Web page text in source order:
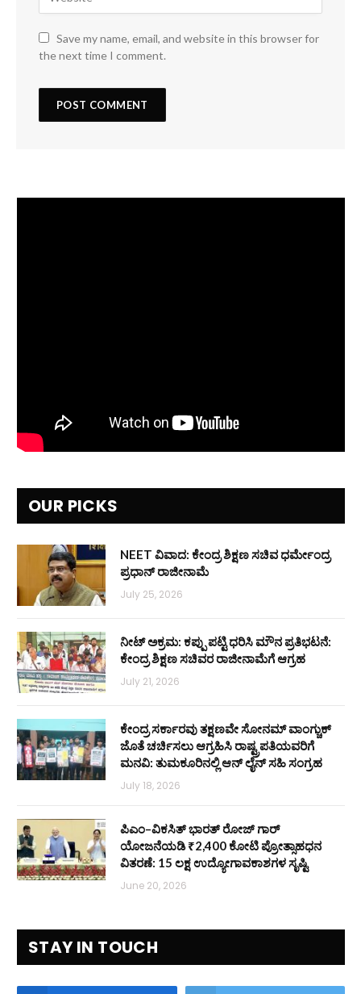
Save my name, email, and website in this browser for
the next time I comment.
OUR PICKS
NEET ವಿವಾದ: ಕೇಂದ್ರ ಶಿಕ್ಷಣ ಸಚಿವ ಧರ್ಮೇಂದ್ರ
ಪ್ರಧಾನ್ ರಾಜೀನಾಮೆ
July 25, 2026
ನೀಟ್ ಅಕ್ರಮ: ಕಪ್ಪು ಪಟ್ಟಿ ಧರಿಸಿ ಮೌನ ಪ್ರತಿಭಟನೆ:
ಕೇಂದ್ರ ಶಿಕ್ಷಣ ಸಚಿವರ ರಾಜೀನಾಮೆಗೆ ಆಗ್ರಹ
July 21, 2026
ಕೇಂದ್ರ ಸರ್ಕಾರವು ತಕ್ಷಣವೇ ಸೋನಮ್ ವಾಂಗ್ಚುಕ್
ಜೊತೆ ಚರ್ಚಿಸಲು ಆಗ್ರಹಿಸಿ ರಾಷ್ಟ್ರಪತಿಯವರಿಗೆ
ಮನವಿ: ತುಮಕೂರಿನಲ್ಲಿ ಆನ್‌ ಲೈನ್ ಸಹಿ ಸಂಗ್ರಹ
July 18, 2026
ಪಿಎಂ–ವಿಕಸಿತ್ ಭಾರತ್ ರೋಜ್‌ ಗಾರ್
ಯೋಜನೆಯಡಿ ₹2,400 ಕೋಟಿ ಪ್ರೋತ್ಸಾಹಧನ
ವಿತರಣೆ: 15 ಲಕ್ಷ ಉದ್ಯೋಗಾವಕಾಶಗಳ ಸೃಷ್ಟಿ
June 20, 2026
STAY IN TOUCH